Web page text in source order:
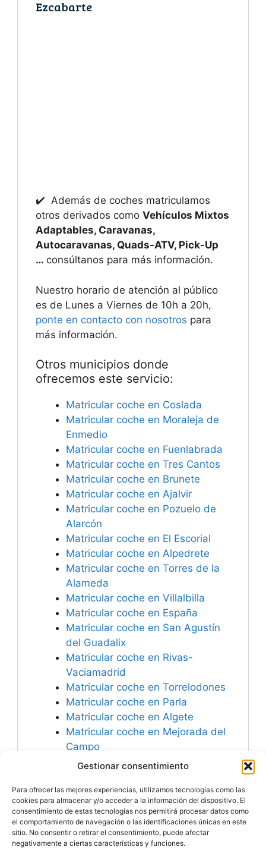
Gestionar consentimiento
Para ofrecer las mejores experiencias, utilizamos tecnologías como las
cookies para almacenar y/o acceder a la información del dispositivo. El
consentimiento de estas tecnologías nos permitirá procesar datos como
el comportamiento de navegación o las identificaciones únicas en este
sitio. No consentir o retirar el consentimiento, puede afectar
negativamente a ciertas características y funciones.
Ezcabarte
✔️ Además de coches matriculamos
otros derivados como Vehículos Mixtos
Adaptables, Caravanas,
Autocaravanas, Quads-ATV, Pick-Up
… consúltanos para más información.
Nuestro horario de atención al público
es de Lunes a Viernes de 10h a 20h,
ponte en contacto con nosotros para
más información.
Otros municipios donde
ofrecemos este servicio:
Matricular coche en Coslada
Matricular coche en Moraleja de
Enmedio
Matricular coche en Fuenlabrada
Matricular coche en Tres Cantos
Matricular coche en Brunete
Matricular coche en Ajalvir
Matricular coche en Pozuelo de
Alarcón
Matricular coche en El Escorial
Matricular coche en Alpedrete
Matricular coche en Torres de la
Alameda
Matricular coche en Villalbilla
Matricular coche en España
Matricular coche en San Agustín
del Guadalix
Matricular coche en Rivas-
Vaciamadrid
Matricular coche en Torrelodones
Matricular coche en Parla
Matricular coche en Algete
Matricular coche en Mejorada del
Campo
Matricular coche en Loeches
Rey